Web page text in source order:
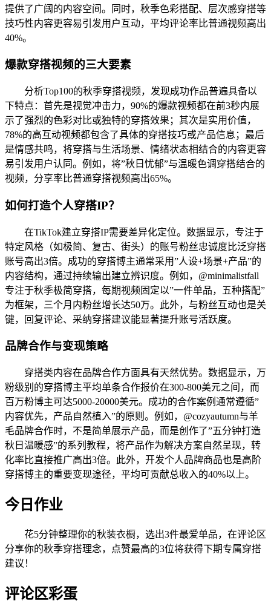
提供了广阔的内容空间。同时，秋季色彩搭配、层次感穿搭等
技巧性内容更容易引发用户互动，平均评论率比普通视频高出
40%。
爆款穿搭视频的三大要素
分析Top100的秋季穿搭视频，发现成功作品普遍具备以
下特点：首先是视觉冲击力，90%的爆款视频都在前3秒内展
示了强烈的色彩对比或独特的穿搭效果；其次是实用价值，
78%的高互动视频都包含了具体的穿搭技巧或产品信息；最后
是情感共鸣，将穿搭与生活场景、情绪状态相结合的内容更容
易引发用户认同。例如，将”秋日忧郁”与温暖色调穿搭结合的
视频，分享率比普通穿搭视频高出65%。
如何打造个人穿搭IP？
在TikTok建立穿搭IP需要差异化定位。数据显示，专注于
特定风格（如极简、复古、街头）的账号粉丝忠诚度比泛穿搭
账号高出3倍。成功的穿搭博主通常采用”人设+场景+产品”的
内容结构，通过持续输出建立辨识度。例如，@minimalistfall
专注于秋季极简穿搭，每期视频固定以”一件单品，五种搭配”
为框架，三个月内粉丝增长达50万。此外，与粉丝互动也是关
键，回复评论、采纳穿搭建议能显著提升账号活跃度。
品牌合作与变现策略
穿搭类内容在品牌合作方面具有天然优势。数据显示，万
粉级别的穿搭博主平均单条合作报价在300-800美元之间，而
百万粉博主可达5000-20000美元。成功的合作案例通常遵循”
内容优先，产品自然植入”的原则。例如，@cozyautumn与羊
毛品牌合作时，不是简单展示产品，而是创作了”五分钟打造
秋日温暖感”的系列教程，将产品作为解决方案自然呈现，转
化率比直接推广高出3倍。此外，开发个人品牌商品也是高阶
穿搭博主的重要变现途径，平均可贡献总收入的40%以上。
今日作业
花5分钟整理你的秋装衣橱，选出3件最爱单品，在评论区
分享你的秋季穿搭理念，点赞最高的3位将获得下期专属穿搭
建议！
评论区彩蛋